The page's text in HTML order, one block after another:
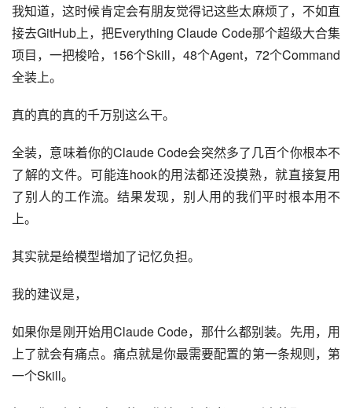
我知道，这时候肯定会有朋友觉得记这些太麻烦了，不如直
接去GitHub上，把Everything Claude Code那个超级大合集
项目，一把梭哈，156个Skill，48个Agent，72个Command
全装上。
真的真的真的千万别这么干。
全装，意味着你的Claude Code会突然多了几百个你根本不
了解的文件。可能连hook的用法都还没摸熟，就直接复用
了别人的工作流。结果发现，别人用的我们平时根本用不
上。
其实就是给模型增加了记忆负担。
我的建议是，
如果你是刚开始用Claude Code，那什么都别装。先用，用
上了就会有痛点。痛点就是你最需要配置的第一条规则，第
一个Skill。